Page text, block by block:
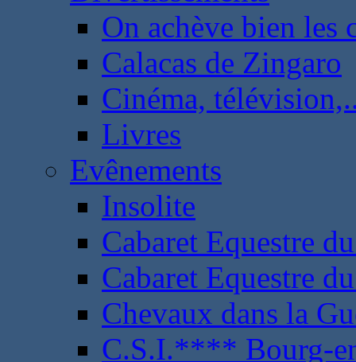
On achève bien les
Calacas de Zingaro
Cinéma,
Livres
Evênements
Insolite
Cabaret Equestre
Cabaret Equestre
Chevaux dans la
C.S.I.**** Bourg-